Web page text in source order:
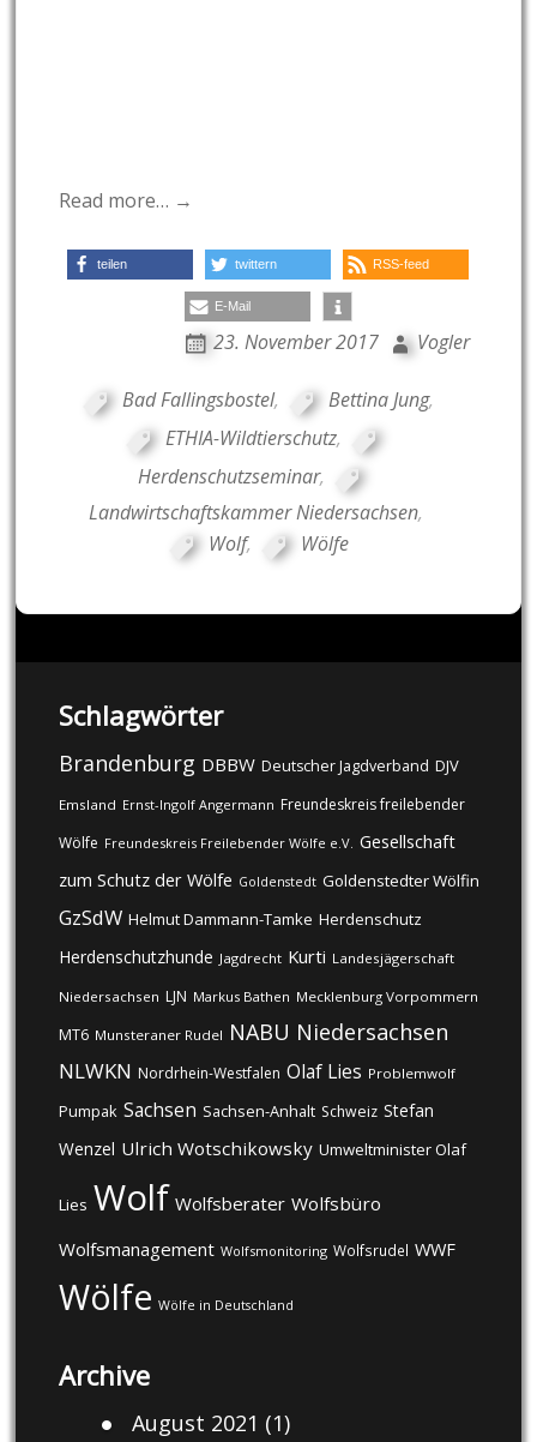
Read more… →
teilen twittern RSS-feed
E-Mail
23. November 2017 Vogler
Bad Fallingsbostel, Bettina Jung,
ETHIA-Wildtierschutz,
Herdenschutzseminar,
Landwirtschaftskammer Niedersachsen,
Wolf, Wölfe
Schlagwörter
Brandenburg DBBW Deutscher Jagdverband DJV
Emsland Ernst-Ingolf Angermann Freundeskreis freilebender
Wölfe Freundeskreis Freilebender Wölfe e.V. Gesellschaft
zum Schutz der Wölfe Goldenstedt Goldenstedter Wölfin
GzSdW Helmut Dammann-Tamke Herdenschutz
Herdenschutzhunde Jagdrecht Kurti Landesjägerschaft
Niedersachsen LJN Markus Bathen Mecklenburg Vorpommern
MT6 Munsteraner Rudel NABU Niedersachsen
NLWKN Nordrhein-Westfalen Olaf Lies Problemwolf
Pumpak Sachsen Sachsen-Anhalt Schweiz Stefan
Wenzel Ulrich Wotschikowsky Umweltminister Olaf
Lies Wolf Wolfsberater Wolfsbüro
Wolfsmanagement Wolfsmonitoring Wolfsrudel WWF
Wölfe Wölfe in Deutschland
Archive
August 2021 (1)